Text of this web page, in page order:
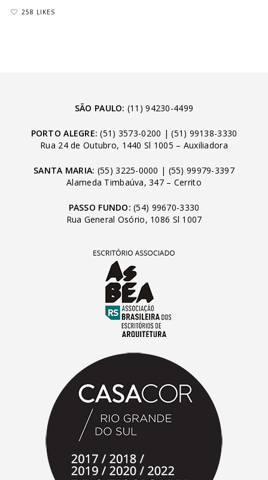
258 LIKES
SÃO PAULO: (11) 94230-4499
PORTO ALEGRE: (51) 3573-0200 |(51) 99138-3330
Rua 24 de Outubro, 1440 Sl 1005 – Auxiliadora
SANTA MARIA: (55) 3225-0000 | (55) 99979-3397
Alameda Timbaúva, 347 – Cerrito
PASSO FUNDO: (54) 99670-3330
Rua General Osório, 1086 Sl 1007